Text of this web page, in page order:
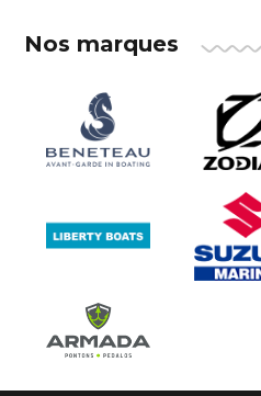
Nos marques